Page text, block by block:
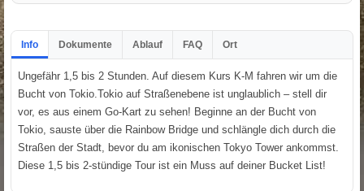
Info Dokumente Ablauf FAQ Ort
Ungefähr 1,5 bis 2 Stunden. Auf diesem Kurs K-M fahren wir um die
Bucht von Tokio.Tokio auf Straßenebene ist unglaublich – stell dir
vor, es aus einem Go-Kart zu sehen! Beginne an der Bucht von
Tokio, sauste über die Rainbow Bridge und schlängle dich durch die
Straßen der Stadt, bevor du am ikonischen Tokyo Tower ankommst.
Diese 1,5 bis 2-stündige Tour ist ein Muss auf deiner Bucket List!